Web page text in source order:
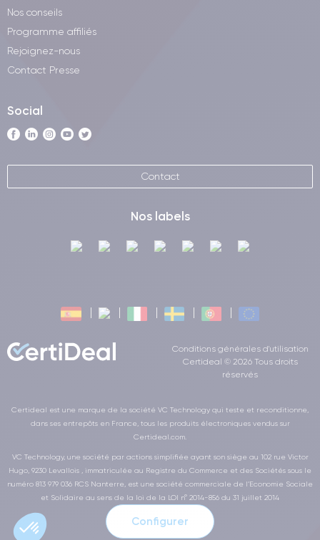
Configurer
Nos conseils
Programme affiliés
Rejoignez-nous
Contact Presse
Social
Contact
Nos labels
Conditions générales d'utilisation
Certideal © 2026 Tous droits
réservés
Certideal est une marque de la société VC Technology qui teste et reconditionne,
dans ses entrepôts en France, tous les produits électroniques vendus sur
Certideal.com.
VC Technology, une société par actions simplifiée ayant son siège au 102 rue Victor
Hugo, 9230 Levallois , immatriculée au Registre du Commerce et des Sociétés sous le
numéro 813 979 036 RCS Nanterre, est une société commerciale de l’Economie Sociale
et Solidaire au sens de la loi de la LOI n° 2014-856 du 31 juillet 2014